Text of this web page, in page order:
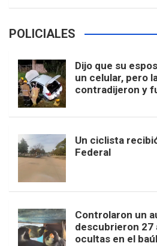
POLICIALES
Dijo que su
un celular, pero
contradijeron y
Un ciclista
Federal
Controlaron un
descubrieron 27
ocultas en el baúl